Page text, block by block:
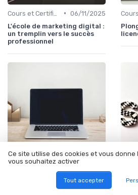
• 06/11/2025
L'école de marketing digital :
un tremplin vers le succès
professionnel
•
Devenir un expert en
marketing digital : le
Ce site utilise des cookies et vous
vous souhaitez activer
Tout accepter